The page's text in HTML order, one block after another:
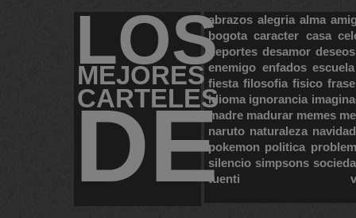
LOS
MEJORES
CARTELES
DE
abrazos alegria alma
bogota caracter casa
deportes desamor deseos
enemigo enfados escuela
fiesta filosofia fisico
idioma ignorancia
madre madurar memes
naruto naturaleza navidad
pokemon politica
silencio simpsons
tuenti